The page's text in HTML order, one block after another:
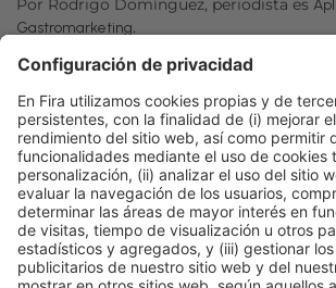
Por Rodrigo Domínguez, periodista es
Gastromarketing.
Facebook Twitter LinkedIn